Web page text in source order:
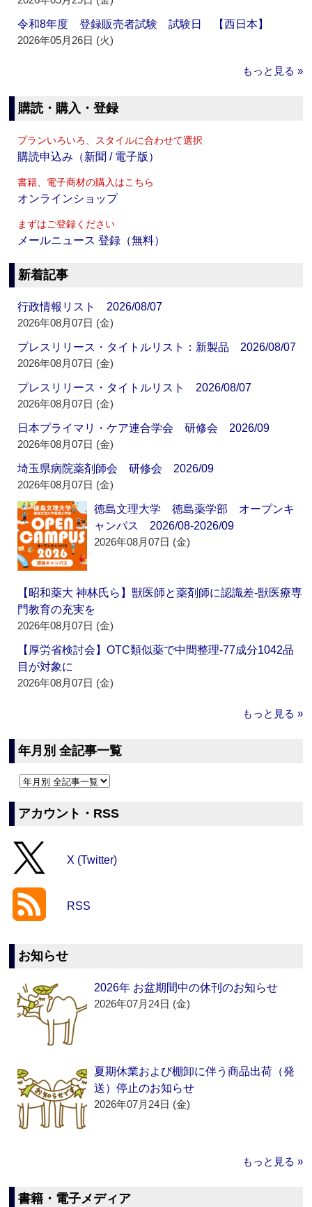
令和8年度 登録販売者試験 試験日 【西日本】
2026年05月26日 (火)
もっと見る »
購読・購入・登録
プランいろいろ、スタイルに合わせて選択
購読申込み（新聞 / 電子版）
書籍、電子商材の購入はこちら
オンラインショップ
まずはご登録ください
メールニュース 登録（無料）
新着記事
行政情報リスト 2026/08/07
2026年08月07日 (金)
プレスリリース・タイトルリスト：新製品 2026/08/07
2026年08月07日 (金)
プレスリリース・タイトルリスト 2026/08/07
2026年08月07日 (金)
日本プライマリ・ケア連合学会 研修会 2026/09
2026年08月07日 (金)
埼玉県病院薬剤師会 研修会 2026/09
2026年08月07日 (金)
徳島文理大学 徳島薬学部 オープンキ
ャンパス 2026/08-2026/09
2026年08月07日 (金)
【昭和薬大 神林氏ら】獣医師と薬剤師に認識差‐獣医療専
門教育の充実を
2026年08月07日 (金)
【厚労省検討会】OTC類似薬で中間整理‐77成分1042品
目が対象に
2026年08月07日 (金)
もっと見る »
年月別 全記事一覧
アカウント・RSS
X (Twitter)
RSS
お知らせ
2026年 お盆期間中の休刊のお知らせ
2026年07月24日 (金)
夏期休業および棚卸に伴う商品出荷（発
送）停止のお知らせ
2026年07月24日 (金)
もっと見る »
書籍・電子メディア